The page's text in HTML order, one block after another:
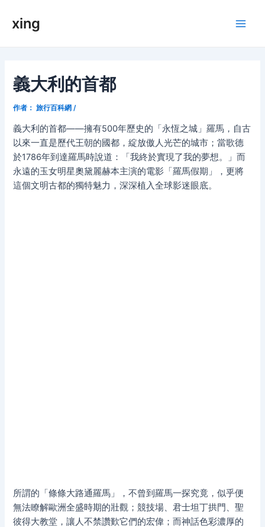
xing
義大利的首都
作者： 旅行百科網 /
義大利的首都——擁有500年歷史的「永恆之城」羅馬，自古
以來一直是歷代王朝的國都，綻放傲人光芒的城市；當歌德
於1786年到達羅馬時說道：「我終於實現了我的夢想。」而
永遠的玉女明星奧黛麗赫本主演的電影「羅馬假期」，更將
這個文明古都的獨特魅力，深深植入全球影迷眼底。
所謂的「條條大路通羅馬」，不曾到羅馬一探究竟，似乎便
無法瞭解歐洲全盛時期的壯觀；競技場、君士坦丁拱門、聖
彼得大教堂，讓人不禁讚歎它們的宏偉；而神話色彩濃厚的